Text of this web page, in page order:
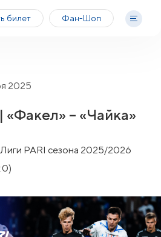
билет Фан-Шоп
2025
«Факел» – «Чайка»
PARI сезона 2025/2026